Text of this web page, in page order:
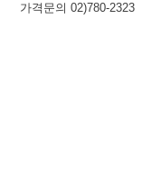
가격문의 02)780-2323